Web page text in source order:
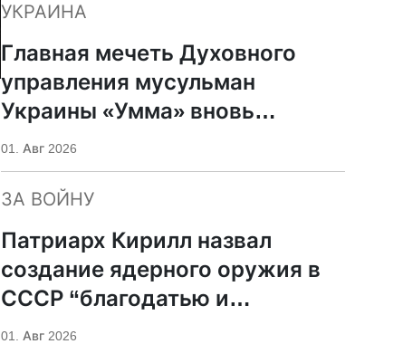
УКРАИНА
Главная мечеть Духовного
управления мусульман
Украины «Умма» вновь
пострадала от российского
удара
01. Авг 2026
ЗА ВОЙНУ
Патриарх Кирилл назвал
создание ядерного оружия в
СССР “благодатью и
милостью Божией”
01. Авг 2026